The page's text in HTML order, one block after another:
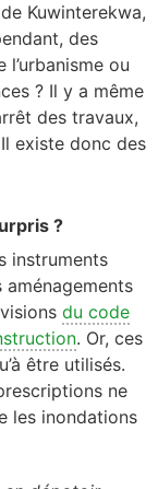
Kuwinterekwa,
des
ou
? Il y a même
des travaux,
existe donc des
?
instruments
aménagements
du code
. Or, ces
être utilisés.
ne
les inondations